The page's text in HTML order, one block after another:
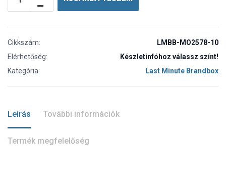
Cikkszám:
LMBB-MO2578-10
Elérhetőség:
Készletinfóhoz válassz színt!
Kategória:
Last Minute Brandbox
Leírás További információk
Termék megfelelőség